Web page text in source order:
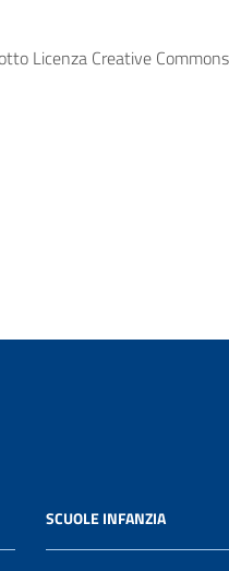
Licenza Creative
SCUOLE INFANZIA